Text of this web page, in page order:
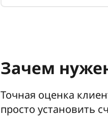
Зачем
Точная оценка
просто установить